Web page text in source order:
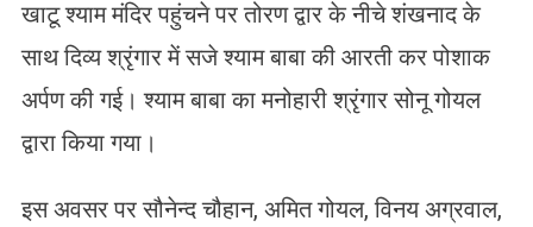
खाटू श्याम मंदिर पहुंचने पर तोरण द्वार के नीचे शंखनाद के
साथ दिव्य श्रृंगार में सजे श्याम बाबा की आरती कर पोशाक
अर्पण की गई। श्याम बाबा का मनोहारी श्रृंगार सोनू गोयल
द्वारा किया गया।
इस अवसर पर सौनेन्द चौहान, अमित गोयल, विनय अग्रवाल,